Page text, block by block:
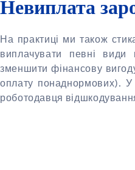
Невиплата
На практиці ми також
виплачувати певні види
зменшити фінансову
оплату понаднормових). У
роботодавця